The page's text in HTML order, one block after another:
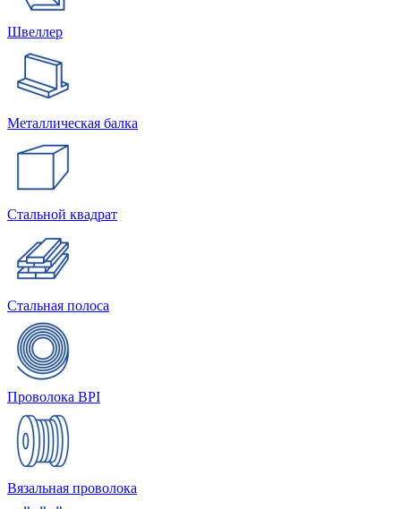
Швеллер
Металлическая балка
Стальной квадрат
Стальная полоса
Проволока BPI
Вязальная проволока